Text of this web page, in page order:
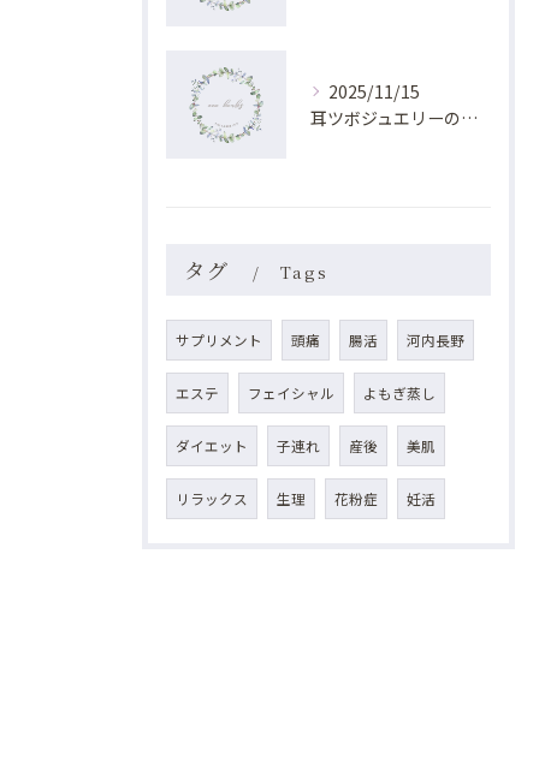
2025/11/15
耳ツボジュエリーの効果と美容理論
タグ Tags
サプリメント 頭痛 腸活 河内長野
エステ フェイシャル よもぎ蒸し
ダイエット 子連れ 産後 美肌
リラックス 生理 花粉症 妊活